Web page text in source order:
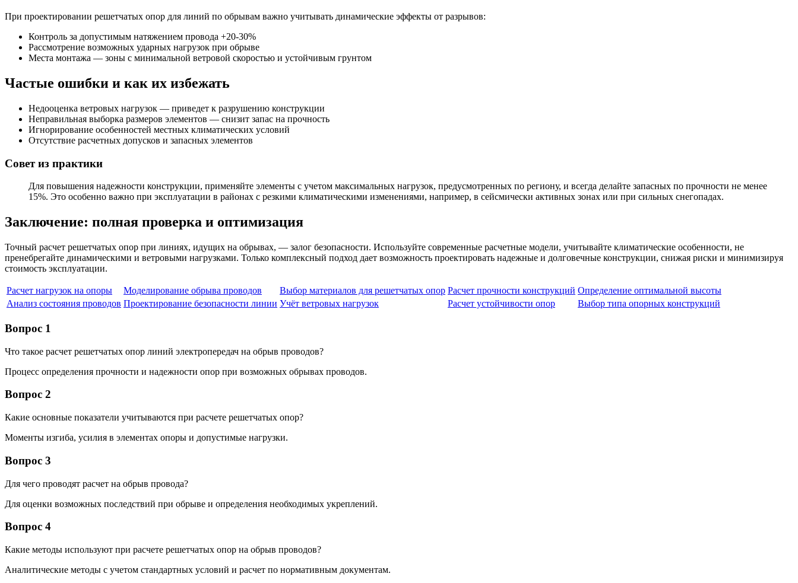
При проектировании решетчатых опор для линий по обрывам важно учитывать динамические эффекты от разрывов:
Контроль за допустимым натяжением провода +20-30%
Рассмотрение возможных ударных нагрузок при обрыве
Места монтажа — зоны с минимальной ветровой скоростью и устойчивым грунтом
Частые ошибки и как их избежать
Недооценка ветровых нагрузок — приведет к разрушению конструкции
Неправильная выборка размеров элементов — снизит запас на прочность
Игнорирование особенностей местных климатических условий
Отсутствие расчетных допусков и запасных элементов
Совет из практики
Для повышения надежности конструкции, применяйте элементы с учетом максимальных нагрузок, предусмотренных по региону, и всегда делайте запасных по прочности не менее
15%. Это особенно важно при эксплуатации в районах с резкими климатическими изменениями, например, в сейсмически активных зонах или при сильных снегопадах.
Заключение: полная проверка и оптимизация
Точный расчет решетчатых опор при линиях, идущих на обрывах, — залог безопасности. Используйте современные расчетные модели, учитывайте климатические особенности, не
пренебрегайте динамическими и ветровыми нагрузками. Только комплексный подход дает возможность проектировать надежные и долговечные конструкции, снижая риски и минимизируя
стоимость эксплуатации.
Расчет нагрузок на опоры Моделирование обрыва проводов Выбор материалов для решетчатых опор Расчет прочности конструкций Определение оптимальной высоты
Анализ состояния проводов Проектирование безопасности линии Учёт ветровых нагрузок Расчет устойчивости опор Выбор типа опорных конструкций
Вопрос 1
Что такое расчет решетчатых опор линий электропередач на обрыв проводов?
Процесс определения прочности и надежности опор при возможных обрывах проводов.
Вопрос 2
Какие основные показатели учитываются при расчете решетчатых опор?
Моменты изгиба, усилия в элементах опоры и допустимые нагрузки.
Вопрос 3
Для чего проводят расчет на обрыв провода?
Для оценки возможных последствий при обрыве и определения необходимых укреплений.
Вопрос 4
Какие методы используют при расчете решетчатых опор на обрыв проводов?
Аналитические методы с учетом стандартных условий и расчет по нормативным документам.